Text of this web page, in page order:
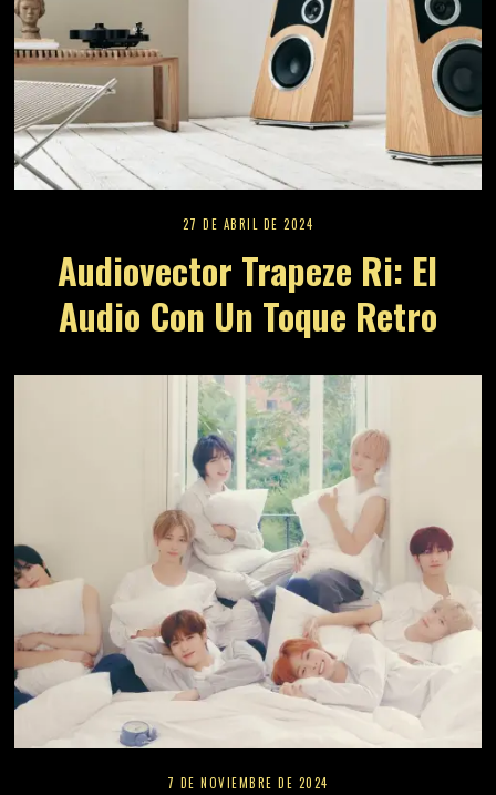
27 DE ABRIL DE 2024
Audiovector Trapeze Ri: El
Audio Con Un Toque Retro
7 DE NOVIEMBRE DE 2024